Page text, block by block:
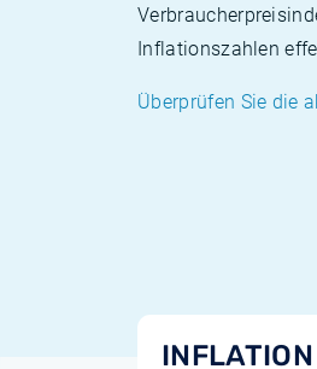
Inflationszahlen
Überprüfen Sie die